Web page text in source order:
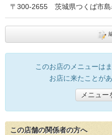
〒 300-2655 茨城県つくば市
このお店のメニューは
お店に来たことが
メニュー
この店舗の関係者の方へ